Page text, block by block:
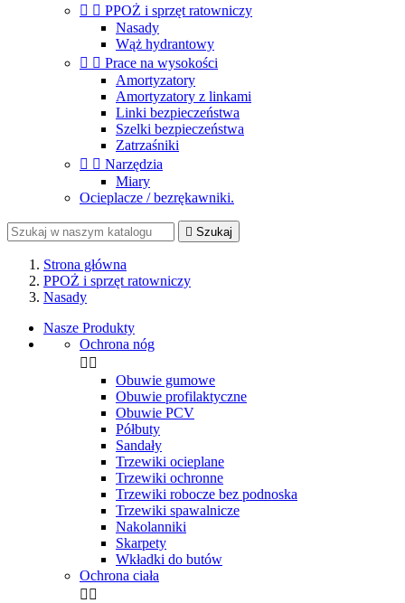
  PPOŻ i sprzęt ratowniczy
Nasady
Wąż hydrantowy
  Prace na wysokości
Amortyzatory
Amortyzatory z linkami
Linki bezpieczeństwa
Szelki bezpieczeństwa
Zatrzaśniki
  Narzędzia
Miary
Ocieplacze / bezrękawniki.
 Szukaj
Strona główna
PPOŻ i sprzęt ratowniczy
Nasady
Nasze Produkty
Ochrona nóg
 
Obuwie gumowe
Obuwie profilaktyczne
Obuwie PCV
Półbuty
Sandały
Trzewiki ocieplane
Trzewiki ochronne
Trzewiki robocze bez podnoska
Trzewiki spawalnicze
Nakolanniki
Skarpety
Wkładki do butów
Ochrona ciała
 